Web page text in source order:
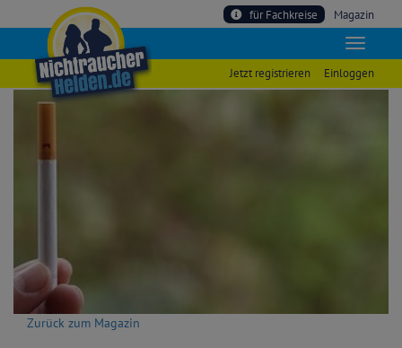
Magazin
für Fachkreise
Einloggen
Jetzt registrieren
Zurück zum Magazin